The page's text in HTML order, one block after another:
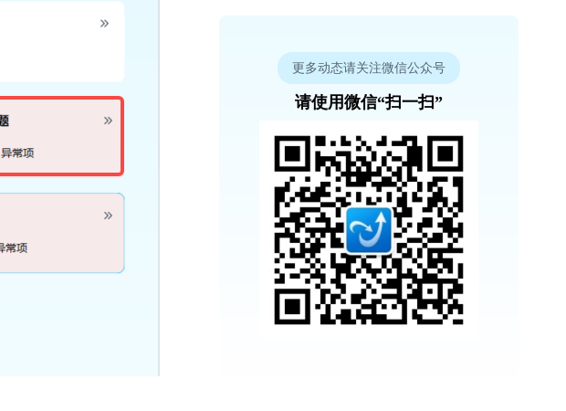
更多动态请关注微信公众号
请使用微信“扫一扫”